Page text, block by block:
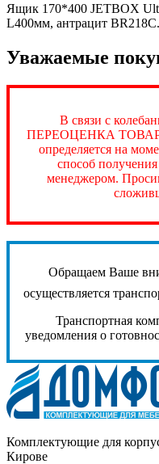
Ящик 170*400 JETBOX
L400мм, антрацит
Уважаемые
В связи с
ПЕРЕОЦЕНКА ТОВАРА.
определяется на
способ
менеджером.
Обращаем Ваше
осуществляется
Транспортная
уведомления о
Комплектующие для
Кирове